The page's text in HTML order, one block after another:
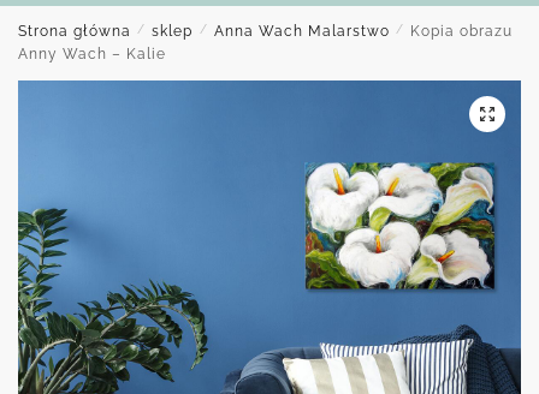
Strona główna / sklep / Anna Wach Malarstwo /
Kopia obrazu
Anny Wach – Kalie